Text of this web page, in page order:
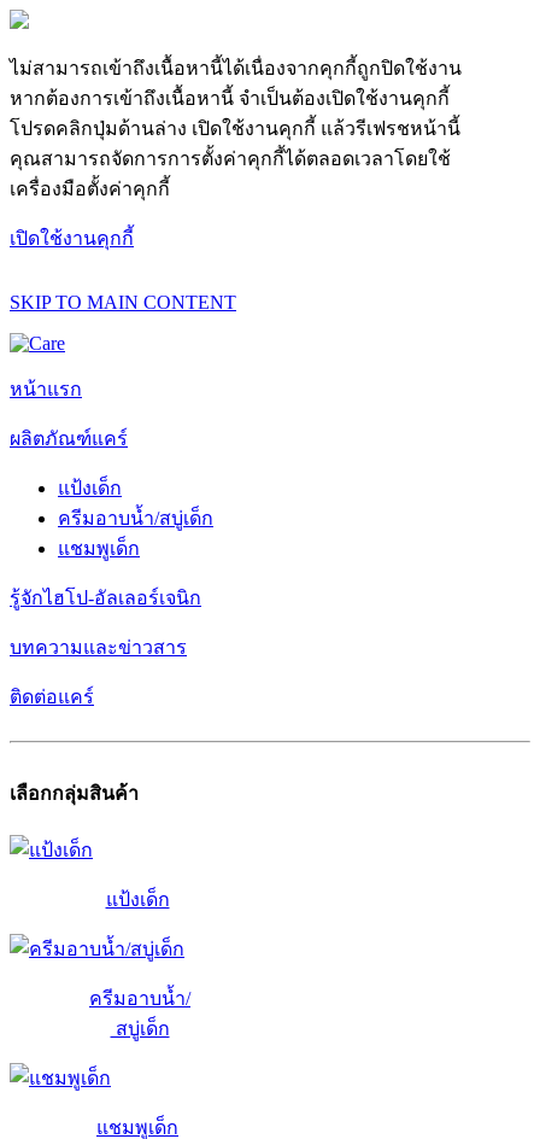
ไม่สามารถเข้าถึงเนื้อหานี้ได้เนื่องจากคุกกี้ถูกปิดใช้งาน
หากต้องการเข้าถึงเนื้อหานี้ จำเป็นต้องเปิดใช้งานคุกกี้
โปรดคลิกปุ่มด้านล่าง เปิดใช้งานคุกกี้ แล้วรีเฟรชหน้านี้
คุณสามารถจัดการการตั้งค่าคุกกี้ได้ตลอดเวลาโดยใช้
เครื่องมือตั้งค่าคุกกี้
เปิดใช้งานคุกกี้
SKIP TO MAIN CONTENT
หน้าแรก
ผลิตภัณฑ์แคร์
แป้งเด็ก
ครีมอาบน้ำ/สบู่เด็ก
แชมพูเด็ก
รู้จักไฮโป-อัลเลอร์เจนิก
บทความและข่าวสาร
ติดต่อแคร์
เลือกกลุ่มสินค้า
แป้งเด็ก
ครีมอาบน้ำ/
สบู่เด็ก
แชมพูเด็ก